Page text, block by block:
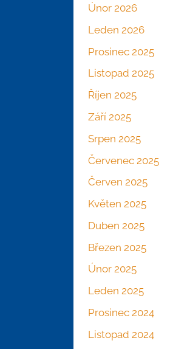
Únor 2026
Leden 2026
Prosinec 2025
Listopad 2025
Říjen 2025
Září 2025
Srpen 2025
Červenec 2025
Červen 2025
Květen 2025
Duben 2025
Březen 2025
Únor 2025
Leden 2025
Prosinec 2024
Listopad 2024